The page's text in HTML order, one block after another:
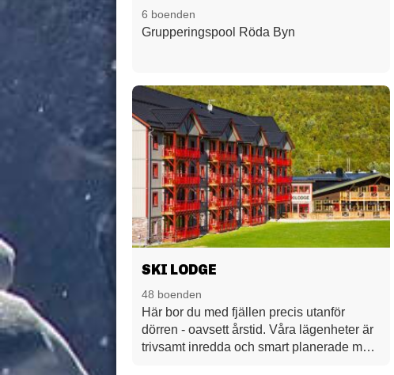
6 boenden
Grupperingspool Röda Byn
SKI LODGE
48 boenden
Här bor du med fjällen precis utanför
dörren - oavsett årstid. Våra lägenheter är
trivsamt inredda och smart planerade med